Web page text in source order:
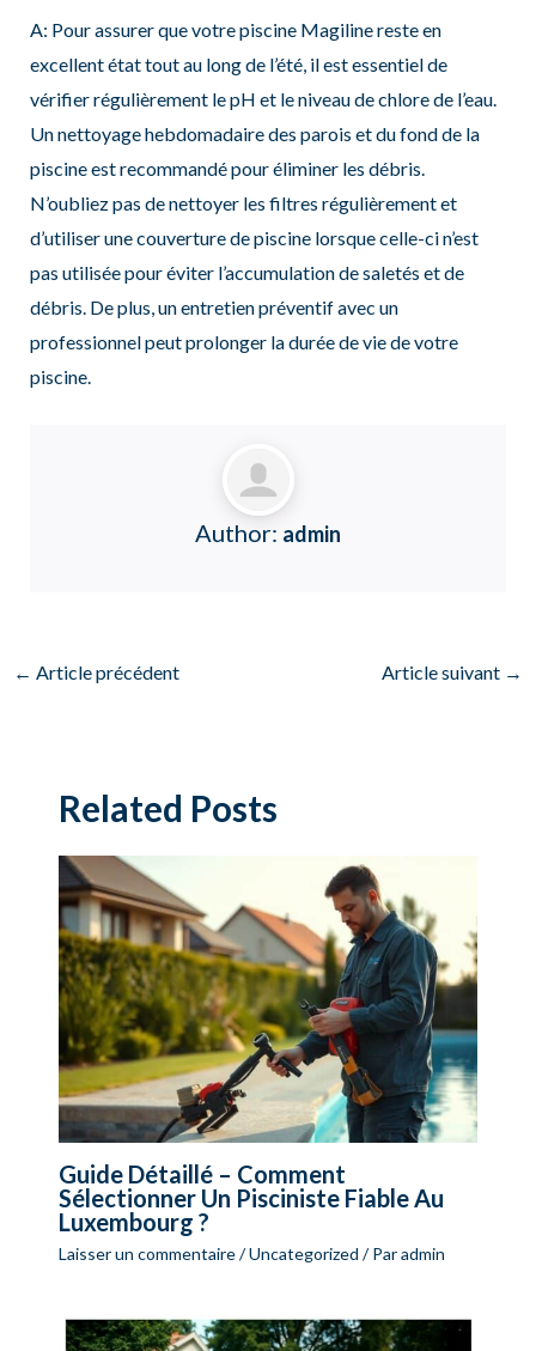
A: Pour assurer que votre piscine Magiline reste en
excellent état tout au long de l’été, il est essentiel de
vérifier régulièrement le pH et le niveau de chlore de l’eau.
Un nettoyage hebdomadaire des parois et du fond de la
piscine est recommandé pour éliminer les débris.
N’oubliez pas de nettoyer les filtres régulièrement et
d’utiliser une couverture de piscine lorsque celle-ci n’est
pas utilisée pour éviter l’accumulation de saletés et de
débris. De plus, un entretien préventif avec un
professionnel peut prolonger la durée de vie de votre
piscine.
Author: admin
← Article précédent Article suivant →
Related Posts
Guide Détaillé – Comment
Sélectionner Un Pisciniste Fiable Au
Luxembourg ?
Laisser un commentaire/Uncategorized / Paradmin